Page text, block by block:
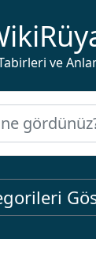
ve